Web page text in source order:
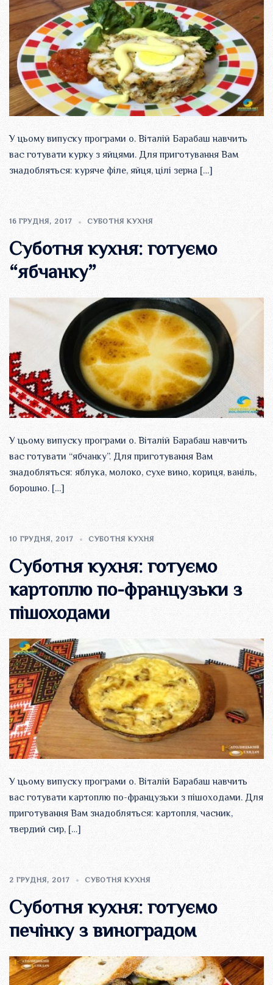
У цьому випуску програми о. Віталій Барабаш навчить
вас готувати курку з яйцями. Для приготування Вам
знадобляться: куряче філе, яйця, цілі зерна […]
16 ГРУДНЯ, 2017 СУБОТНЯ КУХНЯ
Суботня кухня: готуємо
“ябчанку”
У цьому випуску програми о. Віталій Барабаш навчить
вас готувати “ябчанку”. Для приготування Вам
знадобляться: яблука, молоко, сухе вино, кориця, ваніль,
борошно. […]
10 ГРУДНЯ, 2017 СУБОТНЯ КУХНЯ
Суботня кухня: готуємо
картоплю по-французьки з
пішоходами
У цьому випуску програми о. Віталій Барабаш навчить
вас готувати картоплю по-французьки з пішоходами. Для
приготування Вам знадобляться: картопля, часник,
твердий сир, […]
2 ГРУДНЯ, 2017 СУБОТНЯ КУХНЯ
Суботня кухня: готуємо
печінку з виноградом